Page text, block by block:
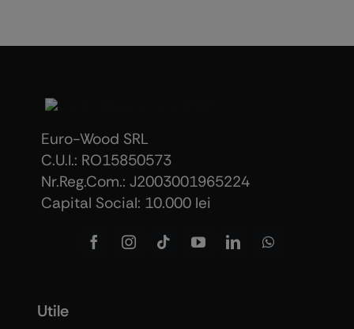
Euro-Wood SRL
C.U.I.: RO15850573
Nr.Reg.Com.: J2003001965224
Capital Social: 10.000 lei
Utile